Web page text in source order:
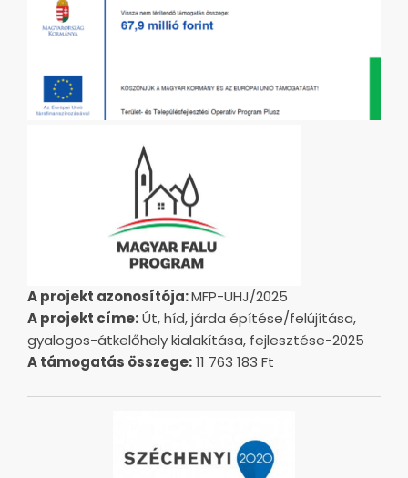
A projekt azonosítója:MFP-UHJ/2025
A projekt címe:Út, híd, járda építése/felújítása,
gyalogos-átkelőhely kialakítása, fejlesztése-2025
A támogatás összege:11 763 183 Ft